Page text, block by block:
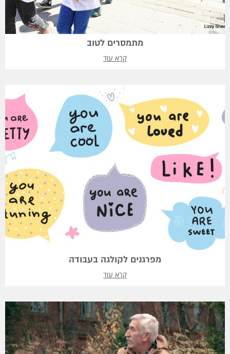
מתמסרים לטוב
קרא עוד
מפרגנים לקולגה בעבודה
קרא עוד